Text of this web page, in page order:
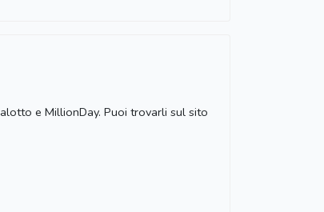
e MillionDay. Puoi trovarli sul sito